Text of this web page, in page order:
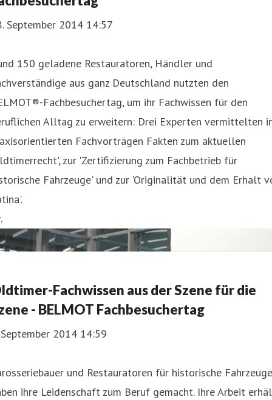
September 2014 14:57
150 geladene Restauratoren, Händler und
aus ganz Deutschland nutzten den
Fachbesuchertag, um ihr Fachwissen für den
Alltag zu erweitern: Drei Experten vermittelten
Fachvorträgen Fakten zum aktuellen
zur 'Zertifizierung zum Fachbetrieb für
Fahrzeuge' und zur 'Originalität und dem Erhalt
Fachwissen aus der Szene für die
- BELMOT Fachbesuchertag
2014 14:59
und Restauratoren für historische Fahrzeuge
ihre Leidenschaft zum Beruf gemacht. Ihre Arbeit